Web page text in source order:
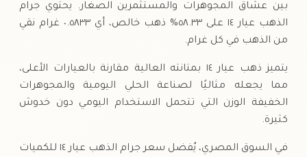
بين عشاق المجوهرات والمستثمرين الصغار. يحتوي جرام
الذهب عيار ١٤ على ٥٨.٣٣% ذهب خالص، أي ٠.٥٨٣٣ غرام نقي
من الذهب في كل غرام.
يتميز ذهب عيار ١٤ بمتانته العالية مقارنة بالعيارات الأعلى،
مما يجعله مثاليًا لصناعة الحلي اليومية والمجوهرات
الخفيفة الوزن التي تتحمل الاستخدام اليومي دون خدوش
كثيرة.
في السوق المصري، يُفضل سعر جرام الذهب عيار ١٤ للكميات